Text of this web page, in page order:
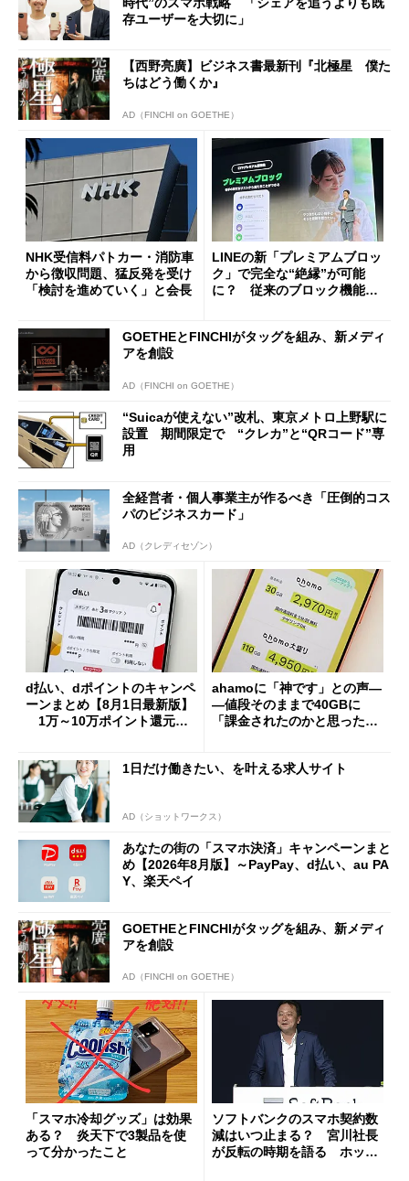
存ユーザーを大切に」
【西野亮廣】ビジネス書最新刊『北極星 僕た
ちはどう働くか』
AD（FINCHI on GOETHE）
NHK受信料パトカー・消防車
から徴収問題、猛反発を受け
「検討を進めていく」と会長
LINEの新「プレミアムブロッ
ク」で完全な“絶縁”が可能
に？ 従来のブロック機能と
GOETHEとFINCHIがタッグを組み、新メディ
アを創設
AD（FINCHI on GOETHE）
“Suicaが使えない”改札、東京メトロ上野駅に
設置 期間限定で “クレカ”と“QRコード”専
用
全経営者・個人事業主が作るべき「圧倒的コス
パのビジネスカード」
AD（クレディセゾン）
d払い、dポイントのキャンペ
ーンまとめ【8月1日最新版】
1万～10万ポイント還元の
ahamoに「神です」との声―
―値段そのままで40GBに
「課金されたのかと思った」
1日だけ働きたい、を叶える求人サイト
AD（ショットワークス）
あなたの街の「スマホ決済」キャンペーンまと
め【2026年8月版】～PayPay、d払い、au PA
Y、楽天ペイ
GOETHEとFINCHIがタッグを組み、新メディ
アを創設
AD（FINCHI on GOETHE）
「スマホ冷却グッズ」は効果
ある？ 炎天下で3製品を使
って分かったこと
ソフトバンクのスマホ契約数
減はいつ止まる？ 宮川社長
が反転の時期を語る ホッピ